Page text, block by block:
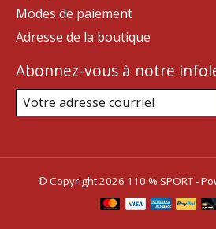
Modes de paiement
Adresse de la boutique
Abonnez-vous à notre
© Copyright 2026 110 % SPORT -